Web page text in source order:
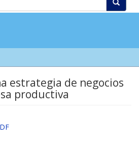
estrategia de negocios
productiva